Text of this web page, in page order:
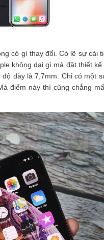
có gì thay đổi. Có lẽ sự cải
không dại gì mà đặt thiết kế
dày là 7,7mm. Chỉ có một
điểm này thì cũng chẳng